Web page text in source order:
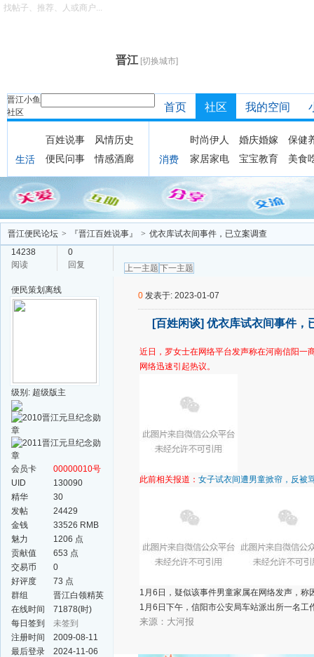
晋江 [切换城市]
晋江小鱼
社区
找帖子、推荐、人或商户...
首页 社区 我的空间
生活
百姓说事
风情历史
便民问事
情感酒廊 消费
时尚伊人 婚庆婚嫁
保健
家居家电
宝宝教育 美食
晋江便民论坛 > 『晋江百姓说事』 > 优衣库试衣间事件，已立案调查
14238
阅读
0
回复
上一主题 下一主题
便民策划 离线
级别: 超级版主
会员卡
00000010号
UID
130090
精华
30
发帖
24429
金钱
33526 RMB
魅力
1206 点
贡献值
653 点
交易币
0
好评度
73 点
群组
晋江白领精英
群
在线时间
71878(时)
每日签到
未签到
注册时间
2009-08-11
最后登录
2024-11-06
0 发表于: 2023-01-07
[百姓闲谈] 优衣库试衣间事件，
近日， 罗女士在网络平台发声称在河南信阳一
网络迅速引起热议。
此前相关报道： 女子试衣间遭男童掀帘，反被
1月6日，疑似该事件男童家属在网络发声，
1月6日下午，信阳市公安局车站派出所一名工
来源：大河报